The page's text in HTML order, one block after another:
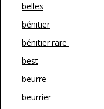
belles
bénitier
bénitier'rare'
best
beurre
beurrier